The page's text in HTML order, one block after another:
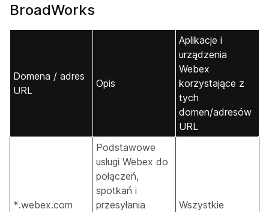
BroadWorks
Domena / adres
URL
Opis
Aplikacje i
urządzenia
Webex
korzystające z
tych
domen/adresów
URL
*.webex.com
Podstawowe
usługi Webex do
połączeń,
spotkań i
przesyłania
Wszystkie